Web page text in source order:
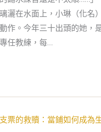
灑在水面上，小琳（化名
作。今年三十出頭的她，
任教練，每…
票的救贖：當鋪如何成為